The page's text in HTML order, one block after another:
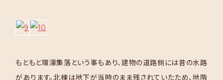
もともと環濠集落という事もあり、建物の道路側には昔の水路
があります。北棟は地下が当時のまま残されていたため、地階